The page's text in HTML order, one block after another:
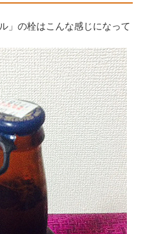
」の栓はこんな感じになって